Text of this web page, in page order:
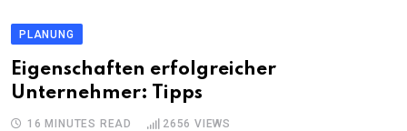
PLANUNG
Eigenschaften erfolgreicher
Unternehmer: Tipps
16 MINUTES READ 2656 VIEWS